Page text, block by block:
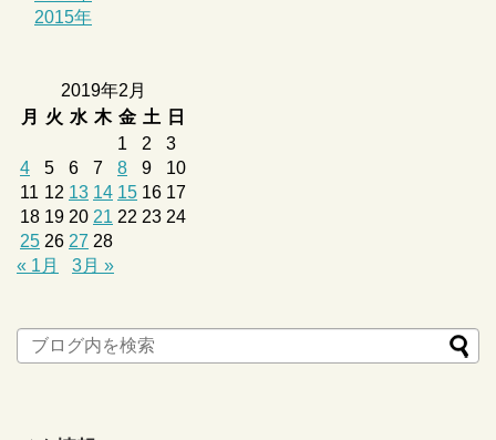
2015年
2019年2月
月
火 水 木 金 土 日
1
2
3
4
5 6 7 8 9
10
11 12 13 14 15 16 17
18 19 20 21 22 23 24
25 26 27 28
« 1月
3月 »